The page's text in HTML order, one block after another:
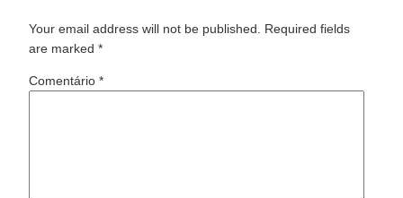
Your email address will not be published. Required fields
are marked *
Comentário *